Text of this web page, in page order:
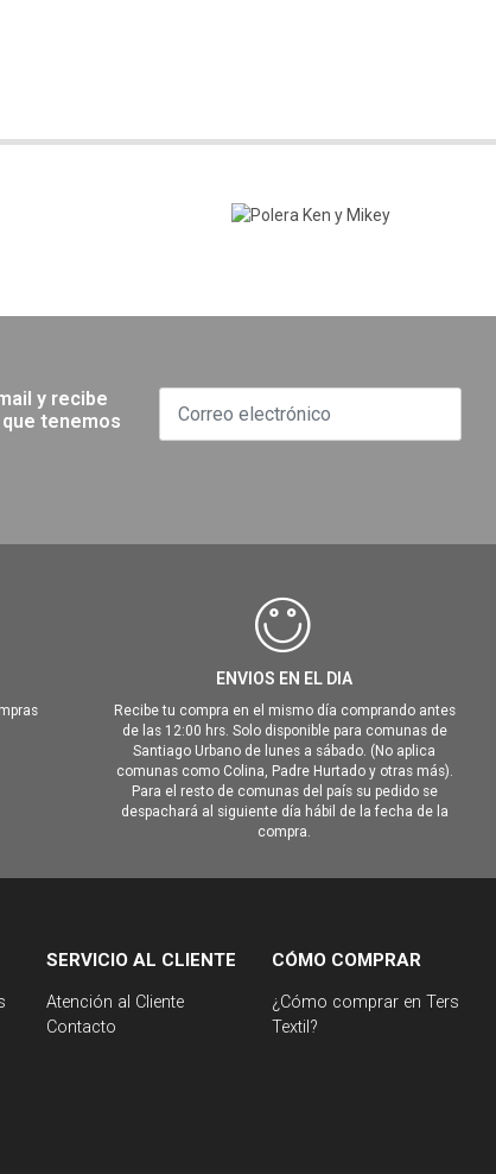
y recibe
tenemos
ENVIOS EN EL DIA
Recibe tu compra en el mismo día comprando antes
de las 12:00 hrs. Solo disponible para comunas de
Santiago Urbano de lunes a sábado. (No aplica
comunas como Colina, Padre Hurtado y otras más).
Para el resto de comunas del país su pedido se
despachará al siguiente día hábil de la fecha de la
compra.
SERVICIO AL CLIENTE
Atención al Cliente
Contacto
CÓMO COMPRAR
¿Cómo comprar en Ters
Textil?